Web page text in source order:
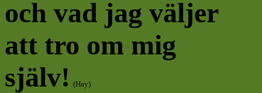
och vad jag väljer
att tro om mig
själv! (Hay)